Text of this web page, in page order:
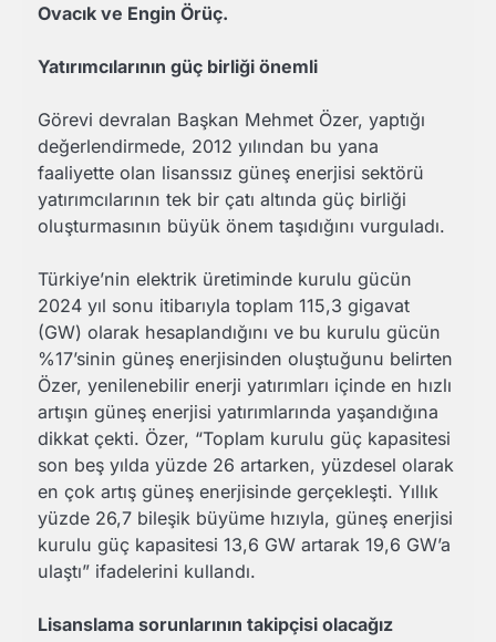
Ovacık ve Engin Örüç.
Yatırımcılarının güç birliği önemli
Görevi devralan Başkan Mehmet Özer, yaptığı
değerlendirmede, 2012 yılından bu yana
faaliyette olan lisanssız güneş enerjisi sektörü
yatırımcılarının tek bir çatı altında güç birliği
oluşturmasının büyük önem taşıdığını vurguladı.
Türkiye’nin elektrik üretiminde kurulu gücün
2024 yıl sonu itibarıyla toplam 115,3 gigavat
(GW) olarak hesaplandığını ve bu kurulu gücün
%17’sinin güneş enerjisinden oluştuğunu belirten
Özer, yenilenebilir enerji yatırımları içinde en hızlı
artışın güneş enerjisi yatırımlarında yaşandığına
dikkat çekti. Özer, “Toplam kurulu güç kapasitesi
son beş yılda yüzde 26 artarken, yüzdesel olarak
en çok artış güneş enerjisinde gerçekleşti. Yıllık
yüzde 26,7 bileşik büyüme hızıyla, güneş enerjisi
kurulu güç kapasitesi 13,6 GW artarak 19,6 GW’a
ulaştı” ifadelerini kullandı.
Lisanslama sorunlarının takipçisi olacağız